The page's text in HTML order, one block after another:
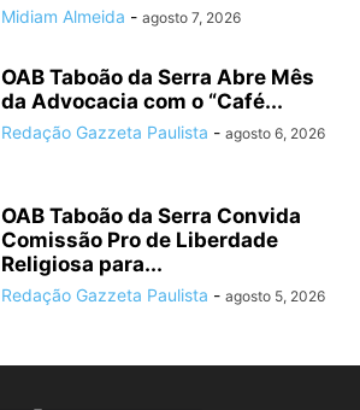
Midiam Almeida - agosto 7, 2026
OAB Taboão da Serra Abre Mês
da Advocacia com o “Café...
Redação Gazzeta Paulista - agosto 6, 2026
OAB Taboão da Serra Convida
Comissão Pro de Liberdade
Religiosa para...
Redação Gazzeta Paulista - agosto 5, 2026